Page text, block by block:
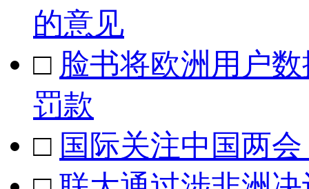
的意见
□ 脸书将欧洲用户
罚款
□ 国际关注中国两